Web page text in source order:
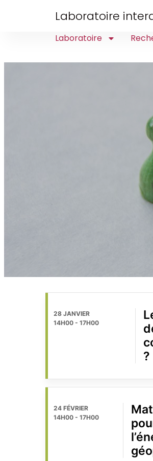
Laboratoire
Laboratoire
28 JANVIER
14H00 - 17H00
?
24 FÉVRIER
14H00 - 17H00